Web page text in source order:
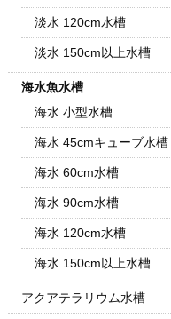
淡水 120cm水槽
淡水 150cm以上水槽
海水魚水槽
海水 小型水槽
海水 45cmキューブ水槽
海水 60cm水槽
海水 90cm水槽
海水 120cm水槽
海水 150cm以上水槽
アクアテラリウム水槽